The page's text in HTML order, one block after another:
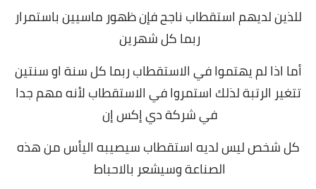
للذين لديهم استقطاب ناجح فإن ظهور ماسيين باستمرار
ربما كل شهرين
أما اذا لم يهتموا في الاستقطاب ربما كل سنة او سنتين
تتغير الرتبة لذلك استمروا في الاستقطاب لأنه مهم جدا
في شركة دي إكس إن
كل شخص ليس لديه استقطاب سيصيبه اليأس من هذه
الصناعة وسيشعر بالاحباط